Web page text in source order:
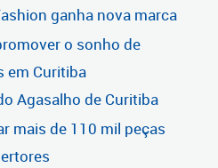
ganha nova marca
o sonho de
em Curitiba
Agasalho de Curitiba
mais de 110 mil peças